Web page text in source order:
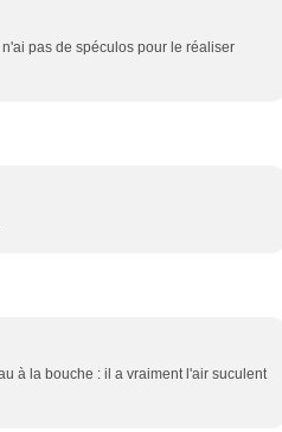
pas de spéculos pour le réaliser
à la bouche : il a vraiment l'air suculent